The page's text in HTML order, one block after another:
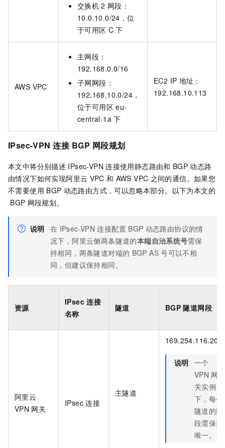
交换机 2 网段：
10.0.10.0/24，位
于可用区 C 下
AWS VPC
主网段：
192.168.0.0/16
子网网段：
192.168.10.0/24，
位于可用区 eu-
central-1a 下
EC2 IP 地址：
192.168.10.113
IPsec-VPN 连接 BGP 网段规划
本文中将分别描述 IPsec-VPN 连接使用静态路由和 BGP 动态路
由情况下如何实现阿里云 VPC 和 AWS VPC 之间的通信。如果您
不需要使用 BGP 动态路由方式，可以忽略本部分。以下为本文的
BGP 网段规划。
说明 在 IPsec-VPN 连接配置 BGP 动态路由协议的情
况下，阿里云侧两条隧道的本端自治系统号需保
持相同，两条隧道对端的 BGP AS 号可以不相
同，但建议保持相同。
资源
IPsec 连接
名称
隧道 BGP 隧道网段
阿里云
VPN 网关
IPsec 连接
主隧道
说明 一个
VPN 网
关实例
下，每个
隧道的网
段需保持
唯一。